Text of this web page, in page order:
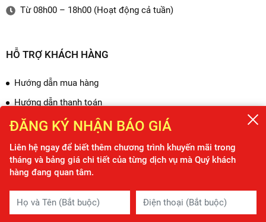
Từ 08h00 – 18h00 (Hoạt động cả tuần)
HỖ TRỢ KHÁCH HÀNG
Hướng dẫn mua hàng
Hướng dẫn thanh toán
Chính sách đổi trả
Chính sách bảo mật
Liên hệ với chúng tôi
KẾT NỐI VỚI CHÚNG TÔI
ĐĂNG KÝ NHẬN BÁO GIÁ
Liên hệ ngay để biết thêm chương trình khuyến mãi trong
tháng và bảng giá chi tiết của từng dịch vụ mà Quý khách
hàng đang quan tâm.